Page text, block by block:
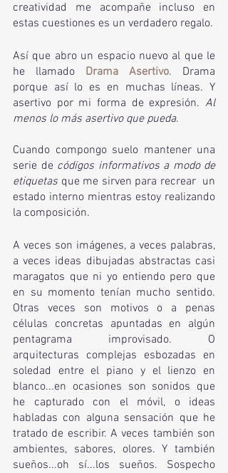
creatividad me acompañe incluso en
estas cuestiones es un verdadero regalo.
Así que abro un espacio nuevo al que le
he llamado Drama Asertivo. Drama
porque así lo es en muchas líneas. Y
asertivo por mi forma de expresión. Al
menos lo más asertivo que pueda.
Cuando compongo suelo mantener una
serie de códigos informativos a modo de
etiquetas que me sirven para recrear  un
estado interno mientras estoy realizando
la composición.
A veces son imágenes, a veces palabras,
a veces ideas dibujadas abstractas casi
maragatos que ni yo entiendo pero que
en su momento tenían mucho sentido.
Otras veces son motivos o a penas
células concretas apuntadas en algún
pentagrama improvisado. O
arquitecturas complejas esbozadas en
soledad entre el piano y el lienzo en
blanco...en ocasiones son sonidos que
he capturado con el móvil, o ideas
habladas con alguna sensación que he
tratado de escribir. A veces también son
ambientes, sabores, olores. Y también
sueños...oh sí...los sueños. Sospecho